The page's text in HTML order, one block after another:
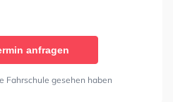
anfragen
Fahrschule gesehen haben